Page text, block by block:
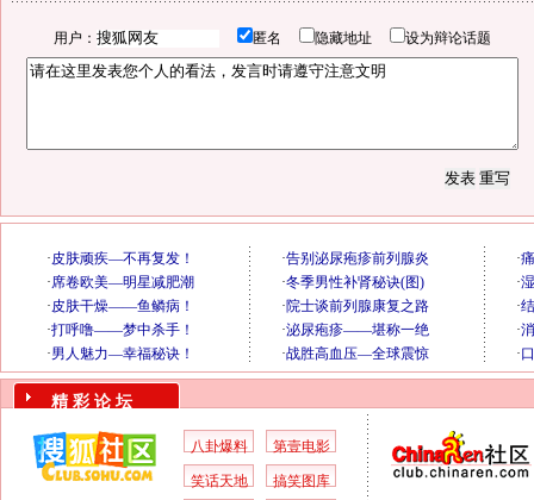
用户： 匿名 隐藏地址 设为辩论话题
精 彩 论 坛
八卦爆料 第壹电影
笑话天地 搞笑图库